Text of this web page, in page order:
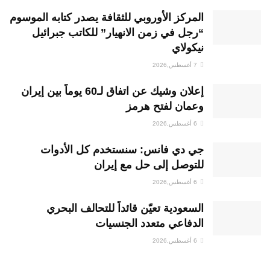
المركز الأوروبي للثقافة يصدر كتابه الموسوم
“رجل في زمن الانهيار” للكاتب جبرائيل
نيكولاي
إعلان وشيك عن اتفاق لـ60 يوماً بين إيران
وعمان لفتح هرمز
جي دي فانس: سنستخدم كل الأدوات
للتوصل إلى حل مع إيران
السعودية تعيّن قائداً للتحالف البحري
الدفاعي متعدد الجنسيات